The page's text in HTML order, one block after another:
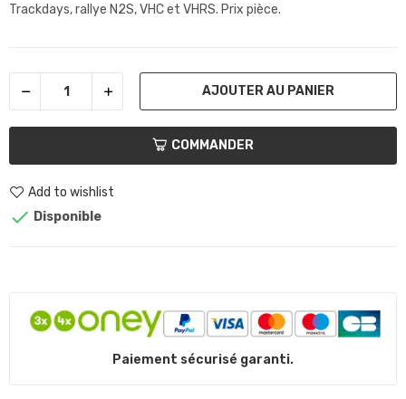
Trackdays, rallye N2S, VHC et VHRS. Prix pièce.
AJOUTER AU PANIER
COMMANDER
Add to wishlist
 Disponible
Paiement sécurisé garanti.